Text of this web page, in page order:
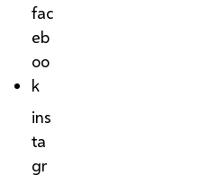
fac
eb
oo
k
ins
ta
gr